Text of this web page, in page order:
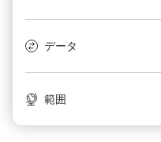
データ
範囲